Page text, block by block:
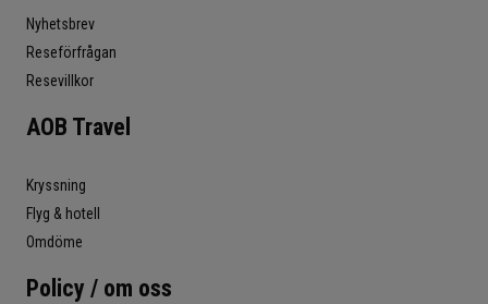
Nyhetsbrev
Reseförfrågan
Resevillkor
AOB Travel
Kryssning
Flyg & hotell
Omdöme
Policy / om oss